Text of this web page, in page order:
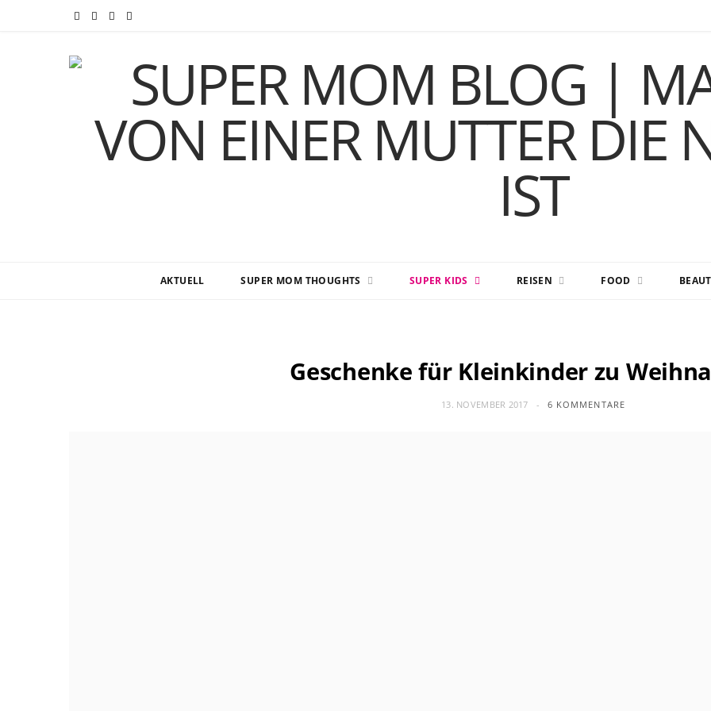
a
n
e
AKTUELL SUPER MOM THOUGHTS SUPER KIDS REISEN FOOD
Geschenke für Kleinkinder zu
13. NOVEMBER 2017 6 KOMMENTARE